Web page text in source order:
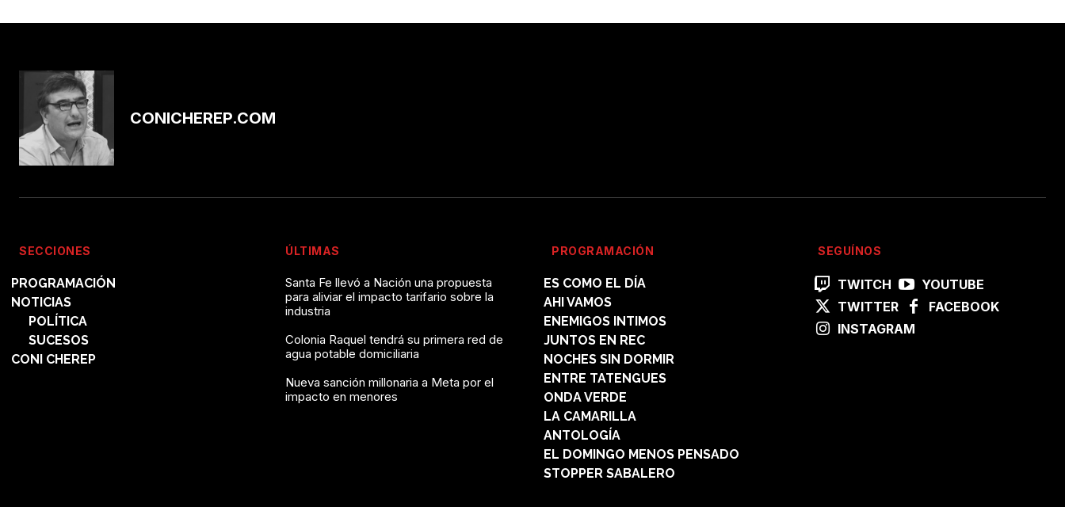
CONICHEREP.COM
SECCIONES
PROGRAMACIÓN
NOTICIAS
POLÍTICA
SUCESOS
CONI CHEREP
ÚLTIMAS
Santa Fe llevó a Nación una propuesta
para aliviar el impacto tarifario sobre la
industria
Colonia Raquel tendrá su primera red de
agua potable domiciliaria
Nueva sanción millonaria a Meta por el
impacto en menores
PROGRAMACIÓN
ES COMO EL DÍA
AHI VAMOS
ENEMIGOS INTIMOS
JUNTOS EN REC
NOCHES SIN DORMIR
ENTRE TATENGUES
ONDA VERDE
LA CAMARILLA
ANTOLOGÍA
EL DOMINGO MENOS PENSADO
STOPPER SABALERO
SEGUÍNOS
TWITCH
YOUTUBE
TWITTER
FACEBOOK
INSTAGRAM